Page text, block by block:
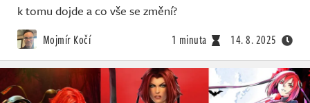
k tomu dojde a co vše se změní?
Mojmír Kočí 1 minuta 14. 8. 2025